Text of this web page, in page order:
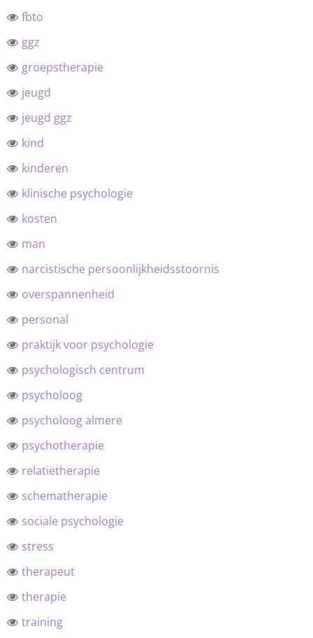
fbto
ggz
groepstherapie
jeugd
jeugd ggz
kind
kinderen
klinische psychologie
kosten
man
narcistische persoonlijkheidsstoornis
overspannenheid
personal
praktijk voor psychologie
psychologisch centrum
psycholoog
psycholoog almere
psychotherapie
relatietherapie
schematherapie
sociale psychologie
stress
therapeut
therapie
training